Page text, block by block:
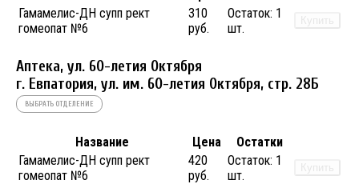
Гамамелис-ДН супп рект
гомеопат №6
310
руб.
Остаток: 1
шт.
Купить
Аптека, ул. 60-летия Октября
г. Евпатория, ул. им. 60-летия Октября, стр. 28Б
ВЫБРАТЬ ОТДЕЛЕНИЕ
Название Цена
Остатки
Гамамелис-ДН супп рект
гомеопат №6
420
руб.
Остаток: 1
шт.
Купить